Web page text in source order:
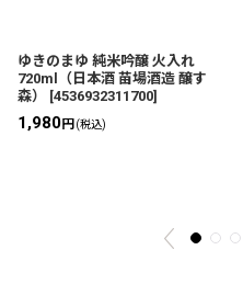
ゆきのまゆ 純米吟醸 火入れ
720ml（日本酒 苗場酒造 醸す
森）
[4536932311700]
1,980円 (税込)